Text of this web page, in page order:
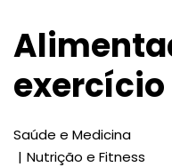
exercício
Saúde e Medicina
Nutrição e Fitness